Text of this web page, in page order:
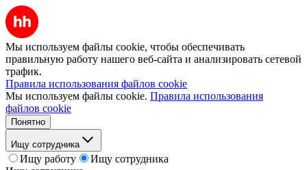
Мы используем файлы cookie, чтобы обеспечивать
правильную работу нашего веб-сайта и анализировать сетевой
трафик.
Правила использования файлов cookie
Мы используем файлы cookie. Правила использования
файлов cookie
Понятно
Ищу сотрудника
Ищу работу
Ищу сотрудника